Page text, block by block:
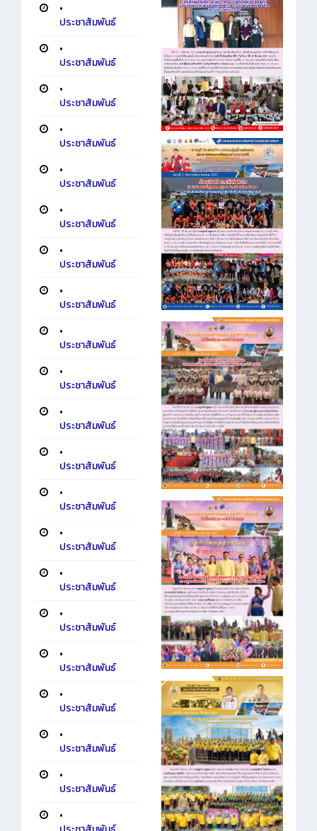
•
ประชาสัมพันธ์
•
ประชาสัมพันธ์
•
ประชาสัมพันธ์
•
ประชาสัมพันธ์
•
ประชาสัมพันธ์
•
ประชาสัมพันธ์
•
ประชาสัมพันธ์
•
ประชาสัมพันธ์
•
ประชาสัมพันธ์
•
ประชาสัมพันธ์
•
ประชาสัมพันธ์
•
ประชาสัมพันธ์
•
ประชาสัมพันธ์
•
ประชาสัมพันธ์
•
ประชาสัมพันธ์
•
ประชาสัมพันธ์
•
ประชาสัมพันธ์
•
ประชาสัมพันธ์
•
ประชาสัมพันธ์
•
ประชาสัมพันธ์
•